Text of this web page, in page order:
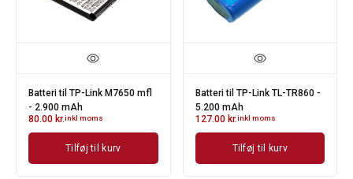
Batteri til TP-Link M7650 mfl
- 2.900 mAh
80.00 kr.inkl moms
Tilføj til kurv
Batteri til TP-Link TL-TR860 -
5.200 mAh
127.00 kr.inkl moms
Tilføj til kurv